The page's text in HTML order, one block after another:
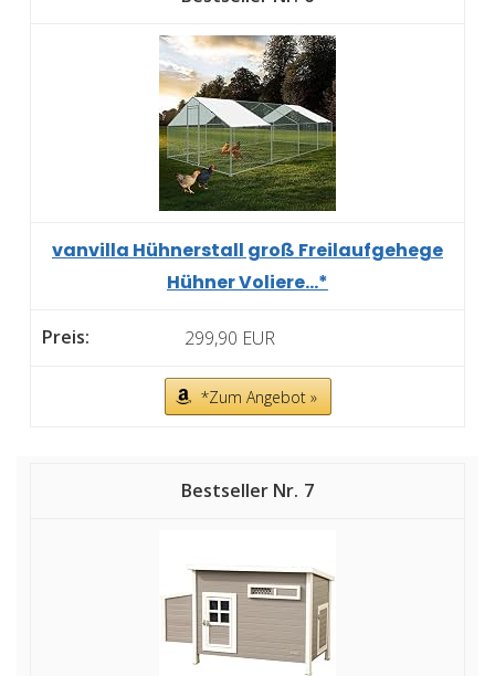
vanvilla Hühnerstall groß Freilaufgehege
Hühner Voliere...*
299,90 EUR
*Zum Angebot »
7